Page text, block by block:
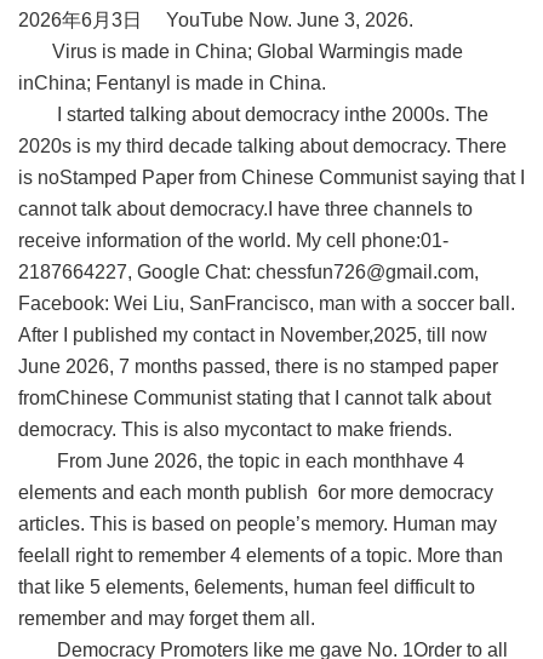
2026年6月 3日
YouTube Now. June 3, 2026.
Virus is made in China; Global Warmingis made
inChina; Fentanyl is made in China.
I started talking about democracy inthe 2000s. The
2020s is my third decade talking about democracy. There
is noStamped Paper from Chinese Communist saying that I
cannot talk about democracy.I have three channels to
receive information of the world. My cell phone:01-
2187664227, Google Chat: chessfun726@gmail.com,
Facebook: Wei Liu, SanFrancisco, man with a soccer ball.
After I published my contact in November,2025, till now
June 2026, 7 months passed, there is no stamped paper
fromChinese Communist stating that I cannot talk about
democracy. This is also mycontact to make friends.
From June 2026, the topic in each monthhave 4
elements and each month publish 6or more democracy
articles. This is based on people’s memory. Human may
feelall right to remember 4 elements of a topic. More than
that like 5 elements, 6elements, human feel difficult to
remember and may forget them all.
Democracy Promoters like me gave No. 1Order to all